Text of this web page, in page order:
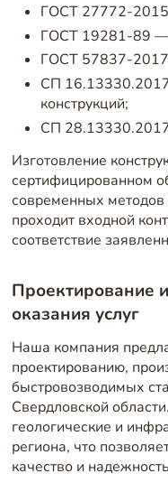
ГОСТ 27772-2015
ГОСТ 19281-89 —
ГОСТ 57837-2017
СП
конструкций;
СП
Изготовление
сертифицированном
современных
проходит входной
соответствие
Проектирование
оказания услуг
Наша компания
проектированию,
быстровозводимых
Свердловской
геологические и
региона, что
качество и